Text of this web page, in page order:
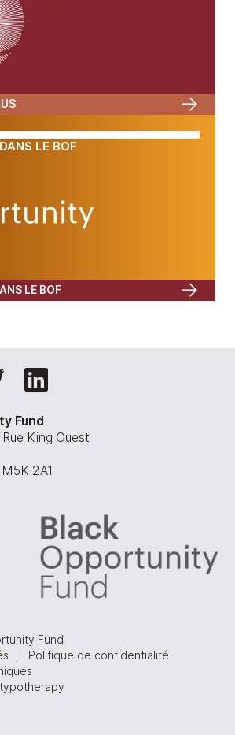
LE BOF
LE BOF
Fund
King Ouest
2A1
Fund
| Politique de confidentialité
typotherapy